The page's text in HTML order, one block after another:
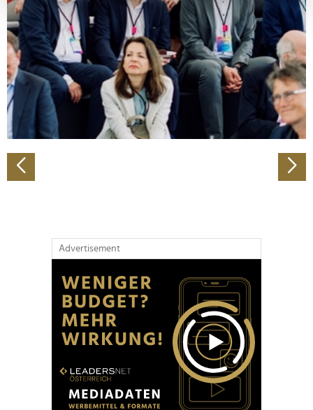
Erfahren Sie mehr darüber, wie Ihre persönlichen Daten
verarbeitet werden, und legen Sie Ihre Präferenzen im
Abschnitt Einzelheitenfest.
Wir verwenden Cookies, um Inhalte und Anzeigen zu
personalisieren, Funktionen für soziale Medien anbieten
zu können und die Zugriffe auf unsere Website zu
analysieren. Außerdem geben wir Informationen zu Ihrer
Verwendung unserer Website an unsere Partner für
soziale Medien, Werbung und Analysen weiter. Unsere
Partner führen diese Informationen möglicherweise mit
Advertisement